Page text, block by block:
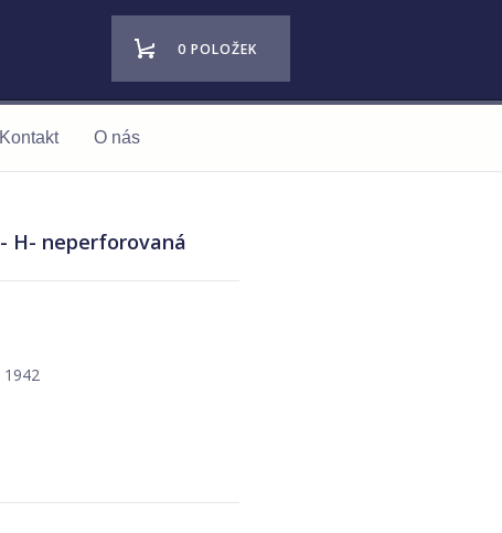
0 POLOŽEK
Kontakt O nás
H- neperforovaná